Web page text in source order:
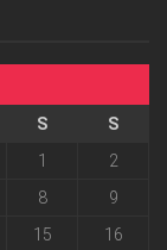
S
S
1
2
8
9
15
16